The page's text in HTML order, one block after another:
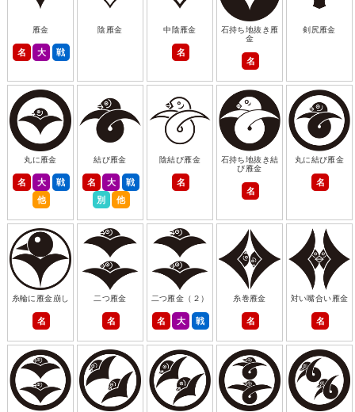
雁金
名 大 戦
陰雁金 中陰雁金
名
石持ち地抜き雁
金
名
剣尻雁金
丸に雁金
名 大
戦
他
結び雁金
名 大
戦
別
他
陰結び雁金
名
石持ち地抜き結
び雁金
名
丸に結び雁金
名
糸輪に雁金崩し
名
二つ雁金
名
二つ雁金（２）
名 大 戦
糸巻雁金
名
対い嘴合い雁金
名